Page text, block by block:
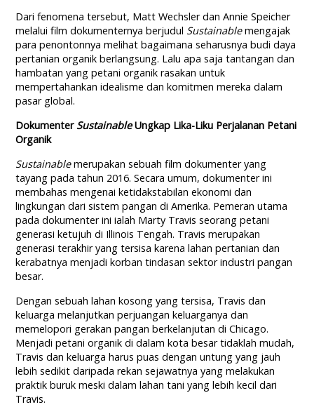
Dari fenomena tersebut, Matt Wechsler dan Annie Speicher
melalui film dokumenternya berjudul Sustainablemengajak
para penontonnya melihat bagaimana seharusnya budi daya
pertanian organik berlangsung. Lalu apa saja tantangan dan
hambatan yang petani organik rasakan untuk
mempertahankan idealisme dan komitmen mereka dalam
pasar global.
Dokumenter SustainableUngkap Lika-Liku Perjalanan Petani
Organik
Sustainablemerupakan sebuah film dokumenter yang
tayang pada tahun 2016. Secara umum, dokumenter ini
membahas mengenai ketidakstabilan ekonomi dan
lingkungan dari sistem pangan di Amerika. Pemeran utama
pada dokumenter ini ialah Marty Travis seorang petani
generasi ketujuh di Illinois Tengah. Travis merupakan
generasi terakhir yang tersisa karena lahan pertanian dan
kerabatnya menjadi korban tindasan sektor industri pangan
besar.
Dengan sebuah lahan kosong yang tersisa, Travis dan
keluarga melanjutkan perjuangan keluarganya dan
memelopori gerakan pangan berkelanjutan di Chicago.
Menjadi petani organik di dalam kota besar tidaklah mudah,
Travis dan keluarga harus puas dengan untung yang jauh
lebih sedikit daripada rekan sejawatnya yang melakukan
praktik buruk meski dalam lahan tani yang lebih kecil dari
Travis.